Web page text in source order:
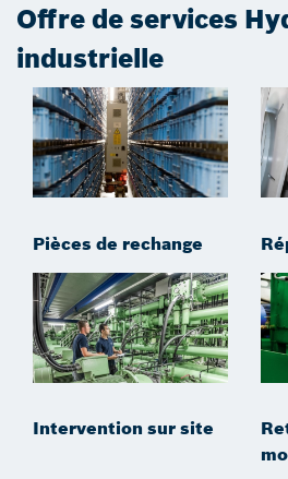
Offre de services
industrielle
Pièces de rechange
Intervention sur site